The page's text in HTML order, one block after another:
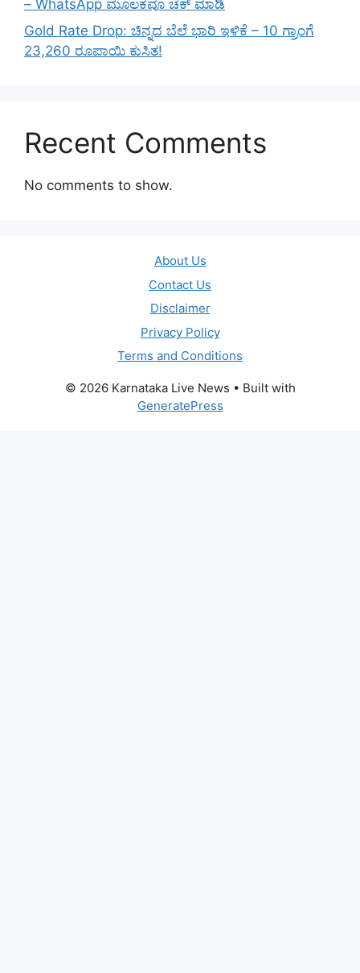
– WhatsApp ಮೂಲಕವೂ ಚೆಕ್ ಮಾಡಿ
Gold Rate Drop: ಚಿನ್ನದ ಬೆಲೆ ಭಾರಿ ಇಳಿಕೆ – 10 ಗ್ರಾಂಗೆ
23,260 ರೂಪಾಯಿ ಕುಸಿತ!
Recent Comments
No comments to show.
About Us
Contact Us
Disclaimer
Privacy Policy
Terms and Conditions
© 2026 Karnataka Live News • Built with
GeneratePress